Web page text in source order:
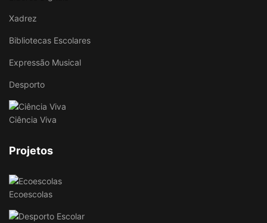
Xadrez
Bibliotecas Escolares
Expressão Musical
Desporto
Ciência Viva
Projetos
Ecoescolas